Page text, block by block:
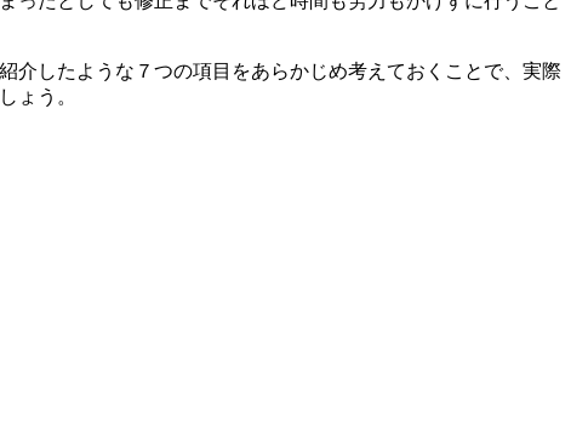
介したような７つの項目をあらかじめ考えておくことで、実際
ょう。